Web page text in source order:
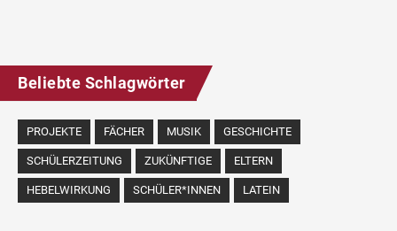
Beliebte Schlagwörter
PROJEKTE FÄCHER MUSIK GESCHICHTE
SCHÜLERZEITUNG ZUKÜNFTIGE ELTERN
HEBELWIRKUNG SCHÜLER*INNEN LATEIN